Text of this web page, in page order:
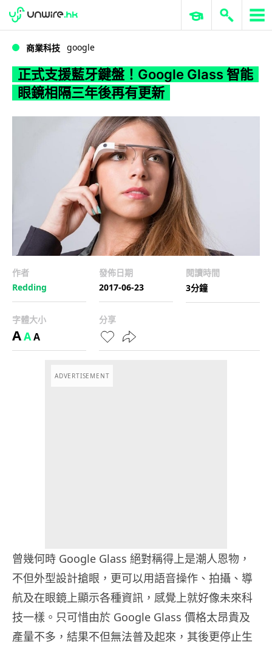
WWDC 2026 ERP 與商業 AI
商業科技 google
正式支援藍牙鍵盤！Google Glass 智能
眼鏡相隔三年後再有更新
作者
Redding
發佈日期
2017-06-23
閱讀時間
3分鐘
字體大小
AAA
分享
ADVERTISEMENT
曾幾何時 Google Glass 絕對稱得上是潮人恩物，
不但外型設計搶眼，更可以用語音操作、拍攝、導
航及在眼鏡上顯示各種資訊，感覺上就好像未來科
技一樣。只可惜由於 Google Glass 價格太昂貴及
產量不多，結果不但無法普及起來，其後更停止生